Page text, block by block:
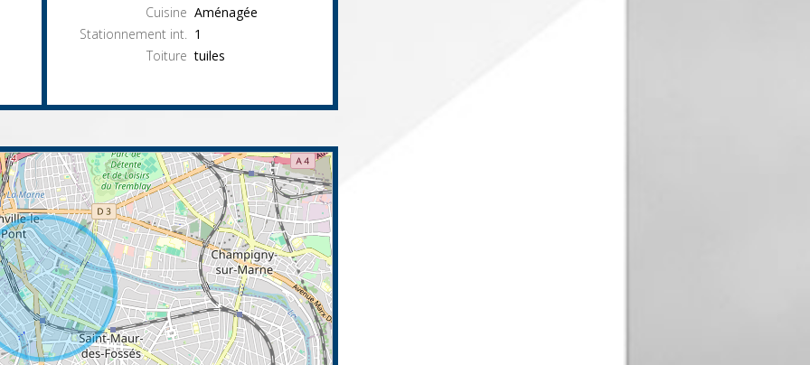
Cuisine Aménagée
Stationnement int. 1
Toiture tuiles